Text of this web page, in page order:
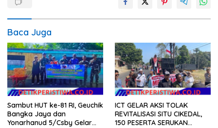
Baca Juga
Sambut HUT ke-81 RI, Geuchik
Bangka Jaya dan
Yonarhanud 5/Csby Gelar
ICT GELAR AKSI TOLAK
REVITALISASI SITU CIKEDAL,
150 PESERTA SERUKAN